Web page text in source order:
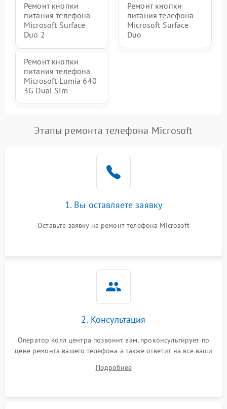
Ремонт кнопки
питания телефона
Microsoft Surface
Duo 2
Ремонт кнопки
питания телефона
Microsoft Surface
Duo
Ремонт кнопки
питания телефона
Microsoft Lumia 640
3G Dual Sim
Этапы ремонта телефона Microsoft
1. Вы оставляете заявку
Оставьте заявку на ремонт телефона Microsoft
2. Консультация
Оператор колл центра позвонит вам, проконсультирует по
цене ремонта вашего телефона а также ответит на все ваши
Подробнее